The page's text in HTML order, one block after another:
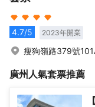
4.7/5 2023年開業
瘦狗嶺路379號
廣州 人氣套票推薦